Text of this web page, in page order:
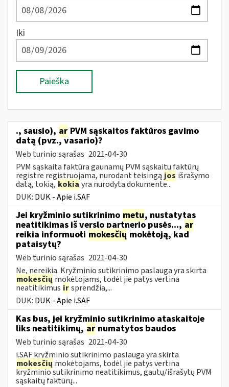
Iki
Paieška
., sausio), ar PVM sąskaitos faktūros gavimo
datą (pvz., vasario)?
Web turinio sąrašas 2021-04-30
PVM sąskaita faktūra gaunamų PVM sąskaitų faktūrų
registre registruojama, nurodant teisingą jos išrašymo
datą, tokią, kokia yra nurodyta dokumente...
DUK: DUK - Apie i.SAF
Jei kryžminio sutikrinimo metu, nustatytas
neatitikimas iš verslo partnerio pusės..., ar
reikia informuoti mokesčių mokėtoją, kad
pataisytų?
Web turinio sąrašas 2021-04-30
Ne, nereikia. Kryžminio sutikrinimo paslauga yra skirta
mokesčių mokėtojams, todėl jie patys vertina
neatitikimus irsprendžia,...
DUK: DUK - Apie i.SAF
Kas bus, jei kryžminio sutikrinimo ataskaitoje
liks neatitikimų, ar numatytos baudos
Web turinio sąrašas 2021-04-30
i.SAF kryžminio sutikrinimo paslauga yra skirta
mokesčių mokėtojams, todėl jie patys vertina
kryžminio sutikrinimo neatitikimus, gautų/išrašytų PVM
sąskaitų faktūrų...